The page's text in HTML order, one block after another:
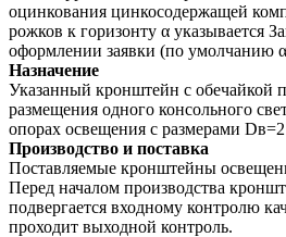
оцинкования цинкосодержащей
рожков к горизонту α указывается
оформлении заявки (по умолчанию
Назначение
Указанный кронштейн с обечайкой
размещения одного консольного
опорах освещения с размерами
Производство и поставка
Поставляемые кронштейны
Перед началом производства
подвергается входному контролю
проходит выходной контроль.